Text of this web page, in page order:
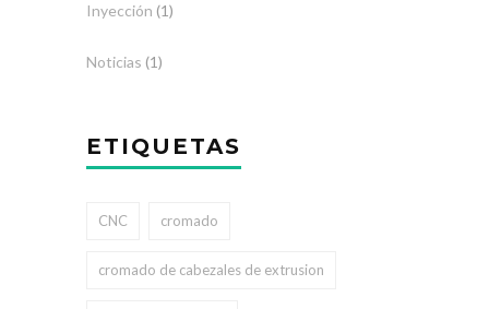
Inyección (1)
Noticias (1)
ETIQUETAS
CNC cromado
cromado de cabezales de extrusion